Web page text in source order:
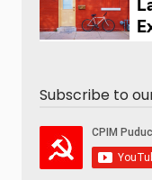
Subscribe to